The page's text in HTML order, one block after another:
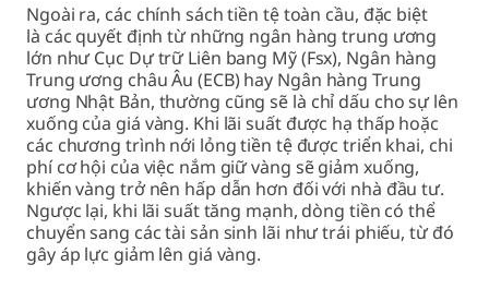
Ngoài ra, các chính sách tiền tệ toàn cầu, đặc biệt
là các quyết định từ những ngân hàng trung ương
lớn như Cục Dự trữ Liên bang Mỹ (Fsx), Ngân hàng
Trung ương châu Âu (ECB) hay Ngân hàng Trung
ương Nhật Bản, thường cũng sẽ là chỉ dấu cho sự lên
xuống của giá vàng. Khi lãi suất được hạ thấp hoặc
các chương trình nới lỏng tiền tệ được triển khai, chi
phí cơ hội của việc nắm giữ vàng sẽ giảm xuống,
khiến vàng trở nên hấp dẫn hơn đối với nhà đầu tư.
Ngược lại, khi lãi suất tăng mạnh, dòng tiền có thể
chuyển sang các tài sản sinh lãi như trái phiếu, từ đó
gây áp lực giảm lên giá vàng.